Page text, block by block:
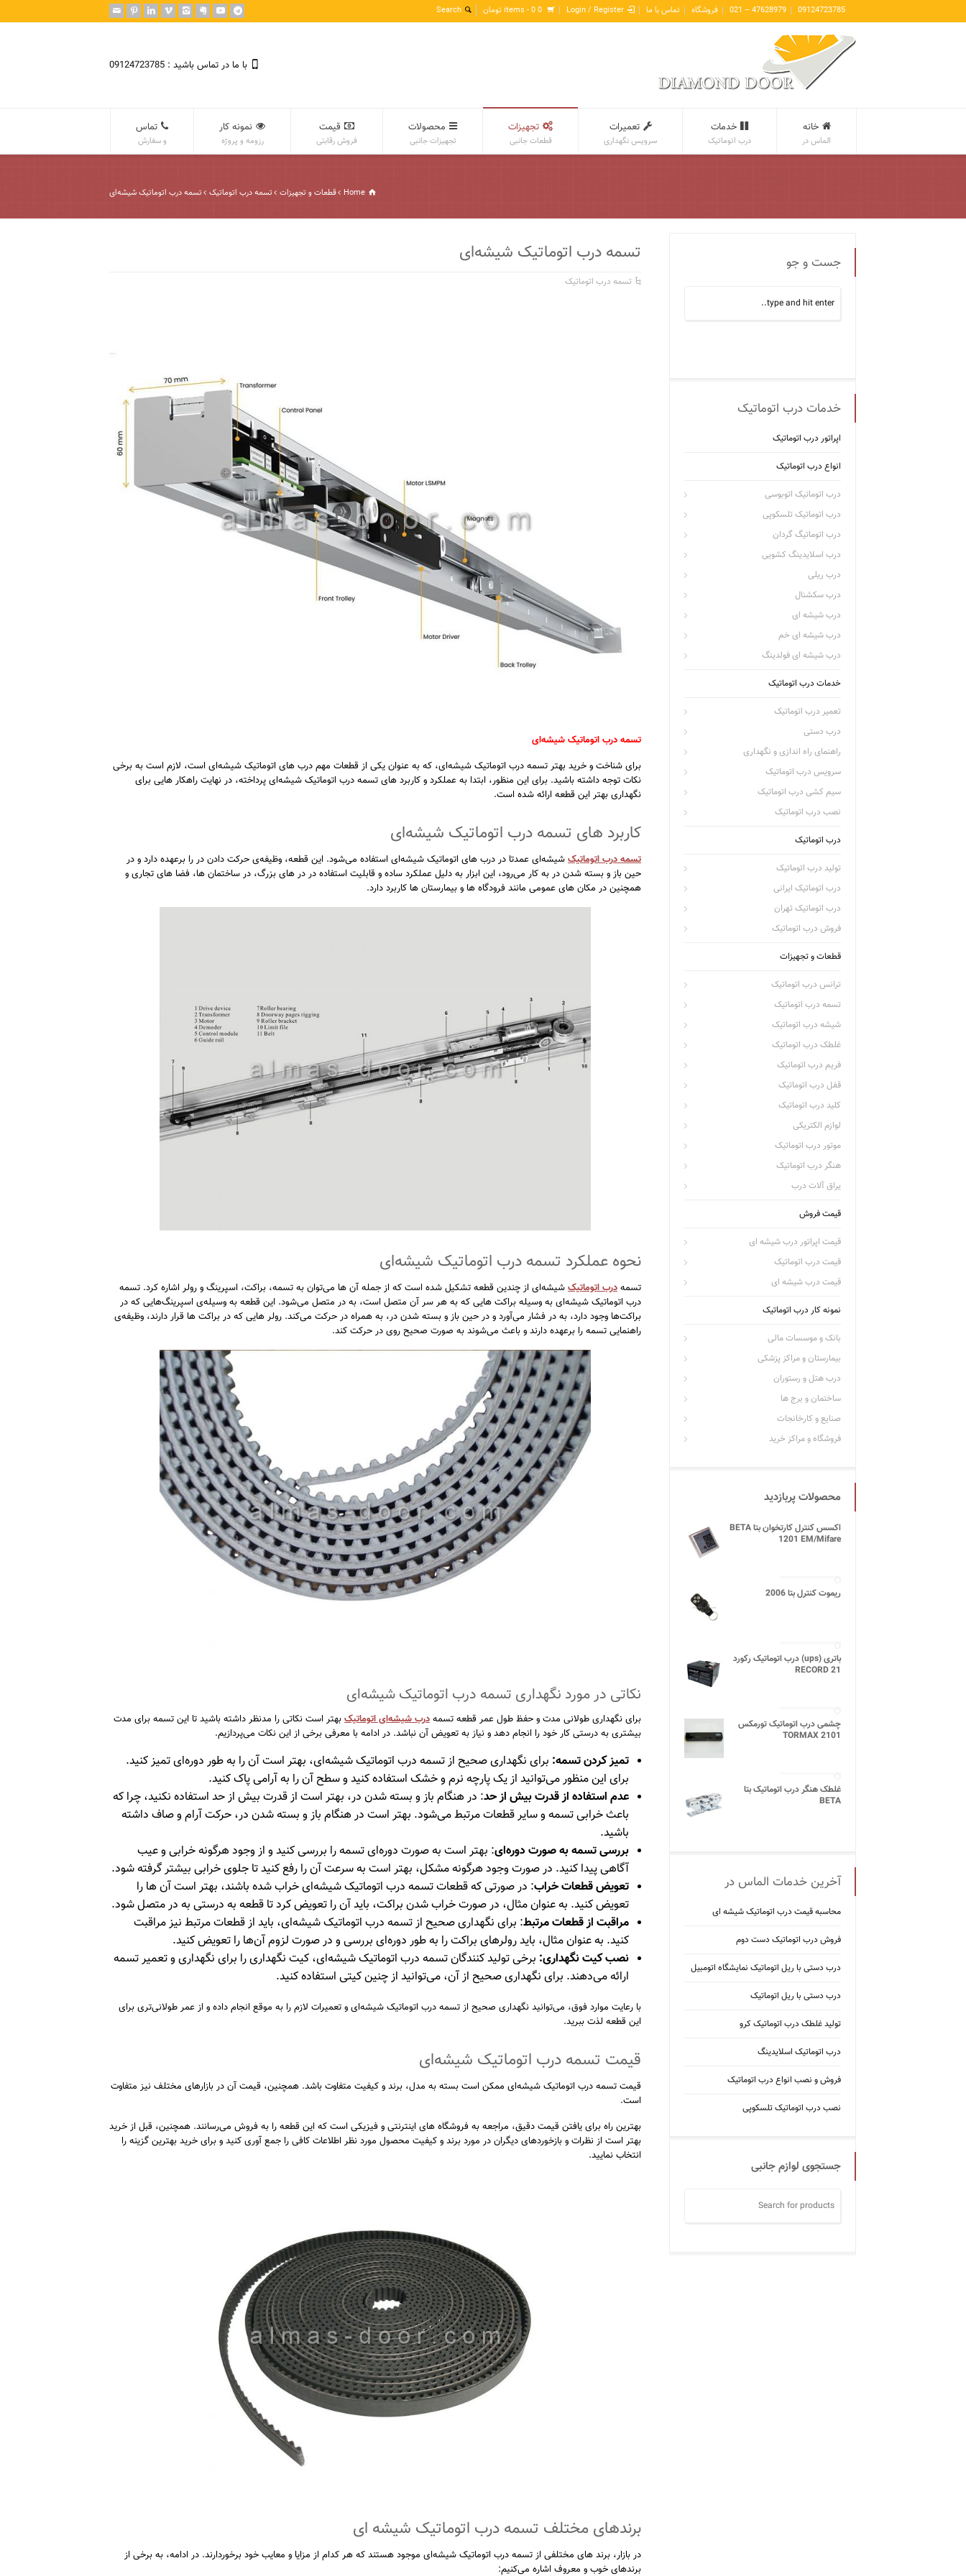
09124723785
47628979 – 021 فروشگاه تماس با ما Login / Register
0 items -
0 تومان
با ما در تماس باشید : 09124723785
خانه
الماس در
خدمات
درب اتوماتیک
تعمیرات
سرویس نگهداری
تجهیزات
قطعات جانبی
محصولات
تجهیزات جانبی
قیمت
فروش رقابتی
نمونه کار
رزومه و پروژه
تماس
و سفارش
Home قطعات و تجهیزات تسمه درب اتوماتیک تسمه درب اتوماتیک شیشه‌ای
تسمه درب اتوماتیک شیشه‌ای
تسمه درب اتوماتیک
تسمه درب اتوماتیک شیشه‌ای
برای شناخت و خرید بهتر تسمه درب اتوماتیک شیشه‌ای، که به عنوان یکی از قطعات مهم درب های اتوماتیک شیشه‌ای است، لازم است به برخی
نکات توجه داشته باشید. برای این منظور، ابتدا به عملکرد و کاربرد های تسمه درب اتوماتیک شیشه‌ای پرداخته، در نهایت راهکار هایی برای
نگهداری بهتر این قطعه ارائه شده است.
کاربرد های تسمه درب اتوماتیک شیشه‌ای
تسمه درب اتوماتیک شیشه‌ای عمدتا در درب های اتوماتیک شیشه‌ای استفاده می‌شود. این قطعه، وظیفه‌ی حرکت دادن در را برعهده دارد و در
حین باز و بسته شدن در به کار می‌رود، این ابزار به دلیل عملکرد ساده و قابلیت استفاده در در های بزرگ، در ساختمان ‌ها، فضا های تجاری و
همچنین در مکان‌ های عمومی مانند فرودگاه ‌ها و بیمارستان‌ ها کاربرد دارد.
نحوه عملکرد تسمه درب اتوماتیک شیشه‌ای
تسمه درب اتوماتیک شیشه‌ای از چندین قطعه تشکیل شده است که از جمله آن ‌ها می‌توان به تسمه، براکت، اسپرینگ و رولر اشاره کرد. تسمه
درب اتوماتیک شیشه‌ای به وسیله براکت ‌هایی که به هر سر آن متصل است، به در متصل می‌شود. این قطعه به وسیله‌ی اسپرینگ‌هایی که در
براکت‌ها وجود دارد، به در فشار می‌آورد و در حین باز و بسته شدن در، به همراه در حرکت می‌کند. رولر هایی که در براکت ‌ها قرار دارند، وظیفه‌ی
راهنمایی تسمه را برعهده دارند و باعث می‌شوند به صورت صحیح روی در حرکت کند.
نکاتی در مورد نگهداری تسمه درب اتوماتیک شیشه‌ای
برای نگهداری طولانی مدت و حفظ طول عمر قطعه تسمه درب شیشه‌ای اتوماتیک بهتر است نکاتی را مدنظر داشته باشید تا این تسمه برای مدت
بیشتری به درستی کار خود را انجام دهد و نیاز به تعویض آن نباشد. در ادامه با معرفی برخی از این نکات می‌پردازیم.
تمیز کردن تسمه: برای نگهداری صحیح از تسمه درب اتوماتیک شیشه‌ای، بهتر است آن را به طور دوره‌ای تمیز کنید.
برای این منظور می‌توانید از یک پارچه نرم و خشک استفاده کنید و سطح آن را به آرامی پاک کنید.
عدم استفاده از قدرت بیش از حد: در هنگام باز و بسته شدن در، بهتر است از قدرت بیش از حد استفاده نکنید، چرا که
باعث خرابی تسمه و سایر قطعات مرتبط می‌شود. بهتر است در هنگام باز و بسته شدن در، حرکت آرام و صاف داشته
باشید.
بررسی تسمه به صورت دوره‌ای: بهتر است به صورت دوره‌ای تسمه را بررسی کنید و از وجود هرگونه خرابی و عیب‌
آگاهی پیدا کنید. در صورت وجود هرگونه مشکل، بهتر است به سرعت آن را رفع کنید تا جلوی خرابی بیشتر گرفته شود.
تعویض قطعات خراب: در صورتی که قطعات تسمه درب اتوماتیک شیشه‌ای خراب شده باشند، بهتر است آن ‌ها را
تعویض کنید. به عنوان مثال، در صورت خراب شدن براکت، باید آن را تعویض کرد تا قطعه به درستی به در متصل شود.
مراقبت از قطعات مرتبط: برای نگهداری صحیح از تسمه درب اتوماتیک شیشه‌ای، باید از قطعات مرتبط نیز مراقبت
کنید. به عنوان مثال، باید رولرهای براکت را به طور دوره‌ای بررسی و در صورت لزوم آن‌ها را تعویض کنید.
نصب کیت نگهداری: برخی تولید کنندگان تسمه درب اتوماتیک شیشه‌ای، کیت نگهداری را برای نگهداری و تعمیر تسمه
ارائه می‌دهند. برای نگهداری صحیح از آن، می‌توانید از چنین کیتی استفاده کنید.
با رعایت موارد فوق، می‌توانید نگهداری صحیح از تسمه درب اتوماتیک شیشه‌ای و تعمیرات لازم را به موقع انجام داده و از عمر طولانی‌تری برای
این قطعه لذت ببرید.
قیمت تسمه درب اتوماتیک شیشه‌ای
قیمت تسمه درب اتوماتیک شیشه‌ای ممکن است بسته به مدل، برند و کیفیت متفاوت باشد. همچنین، قیمت آن در بازارهای مختلف نیز متفاوت
است.
بهترین راه برای یافتن قیمت دقیق، مراجعه به فروشگاه‌ های اینترنتی و فیزیکی است که این قطعه را به فروش می‌رسانند. همچنین، قبل از خرید
بهتر است از نظرات و بازخوردهای دیگران در مورد برند و کیفیت محصول مورد نظر اطلاعات کافی را جمع آوری کنید و برای خرید بهترین گزینه را
انتخاب نمایید.
برندهای مختلف تسمه درب اتوماتیک شیشه ای
در بازار، برند های مختلفی از تسمه درب اتوماتیک شیشه‌ای موجود هستند که هر کدام از مزایا و معایب خود برخوردارند. در ادامه، به برخی از
برندهای خوب و معروف اشاره می‌کنیم:
جست و جو
خدمات درب اتوماتیک
اپراتور درب اتوماتیک
انواع درب اتوماتیک
درب اتوماتیک اتوبوسی
درب اتوماتیک تلسکوپی
درب اتوماتیگ گردان
درب اسلایدینگ کشویی
درب ریلی
درب سکشنال
درب شیشه ای
درب شیشه ای خم
درب شیشه ای فولدینگ
خدمات درب اتوماتیک
تعمیر درب اتوماتیک
درب دستی
راهنمای راه اندازی و نگهداری
سرویس درب اتوماتیک
سیم کشی درب اتوماتیک
نصب درب اتوماتیک
درب اتوماتیک
تولید درب اتوماتیک
درب اتوماتیک ایرانی
درب اتوماتیک تهران
فروش درب اتوماتیک
قطعات و تجهیزات
ترانس درب اتوماتیک
تسمه درب اتوماتیک
شیشه درب اتوماتیک
غلطک درب اتوماتیک
فریم درب اتوماتیک
قفل درب اتوماتیک
کلید درب اتوماتیک
لوازم الکتریکی
موتور درب اتوماتیک
هنگر درب اتوماتیک
یراق آلات درب
قیمت فروش
قیمت اپراتور درب شیشه ای
قیمت درب اتوماتیک
قیمت درب شیشه ای
نمونه کار درب اتوماتیک
بانک و موسسات مالی
بیمارستان و مراکز پزشکی
درب هتل و رستوران
ساختمان و برج ها
صنایع و کارخانجات
فروشگاه و مراکز خرید
محصولات پربازدید
اکسس کنترل کارتخوان بتا BETA
1201 EM/Mifare
ریموت کنترل بتا 2006
باتری (ups) درب اتوماتیک رکورد
21 RECORD
چشمی درب اتوماتیک تورمکس
TORMAX 2101
غلطک هنگر درب اتوماتیک بتا
BETA
آخرین خدمات الماس در
محاسبه قیمت درب اتوماتیک شیشه ‌ای
فروش درب اتوماتیک دست دوم
درب دستی با ریل اتوماتیک نمایشگاه اتومبیل
درب دستی با ریل اتوماتیک
تولید غلطک درب اتوماتیک کرو
درب اتوماتیک اسلایدینگ
فروش و نصب انواع درب اتوماتیک
نصب درب اتوماتیک تلسکوپی
جستجوی لوازم جانبی